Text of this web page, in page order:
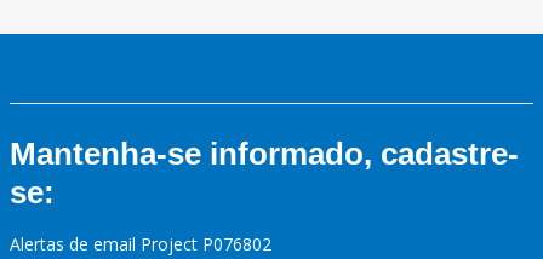
Mantenha-se informado, cadastre-
se:
Alertas de email Project P076802